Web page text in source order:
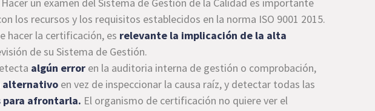
los recursos y los requisitos establecidos en la norma ISO 9001 2015.
hacer la certificación, es relevante la implicación de la alta
de su Sistema de Gestión.
algún error en la auditoria interna de gestión o comprobación,
alternativo en vez de inspeccionar la causa raíz, y detectar todas las
para afrontarla. El organismo de certificación no quiere ver el